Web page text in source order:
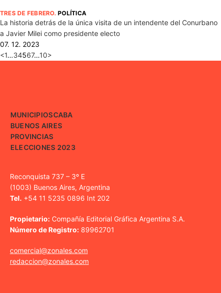
TRES DE FEBRERO.POLÍTICA
La historia detrás de la única visita de un intendente del Conurbano
a Javier Milei como presidente electo
07. 12. 2023
<1…34567…10>
MUNICIPIOSCABA
BUENOS AIRES
PROVINCIAS
ELECCIONES 2023
Reconquista 737 – 3º E
(1003) Buenos Aires, Argentina
Tel. +54 11 5235 0896 Int 202
Propietario: Compañía Editorial Gráfica Argentina S.A.
Número de Registro: 89962701
comercial@zonales.com
redaccion@zonales.com